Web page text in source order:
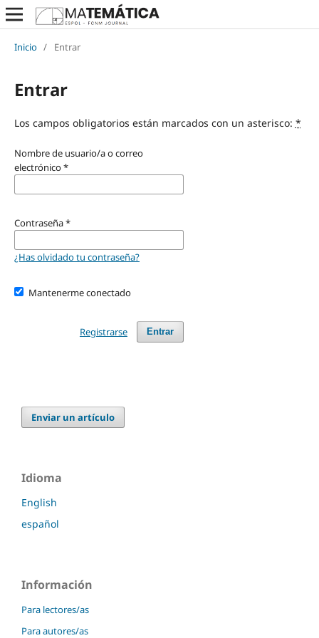
Inicio / Entrar
Entrar
Los campos obligatorios están marcados con un asterisco: *
Nombre de usuario/a o correo
electrónico*
Contraseña*
¿Has olvidado tu contraseña?
Mantenerme conectado
Entrar
Registrarse
Enviar un artículo
Idioma
English
español
Información
Para lectores/as
Para autores/as